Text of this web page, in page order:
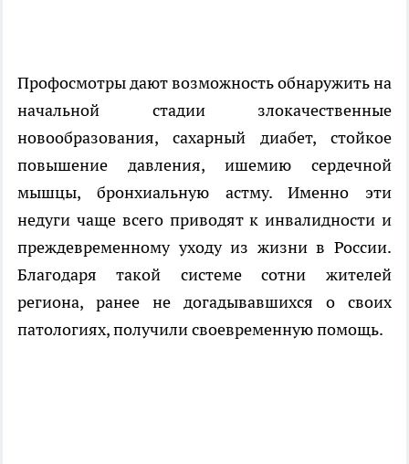
Профосмотры дают возможность обнаружить на
начальной стадии злокачественные
новообразования, сахарный диабет, стойкое
повышение давления, ишемию сердечной
мышцы, бронхиальную астму. Именно эти
недуги чаще всего приводят к инвалидности и
преждевременному уходу из жизни в России.
Благодаря такой системе сотни жителей
региона, ранее не догадывавшихся о своих
патологиях, получили своевременную помощь.